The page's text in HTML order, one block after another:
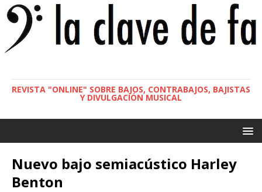
REVISTA "ONLINE" SOBRE BAJOS, CONTRABAJOS, BAJISTAS
Y DIVULGACIÓN MUSICAL
Nuevo bajo semiacústico Harley
Benton